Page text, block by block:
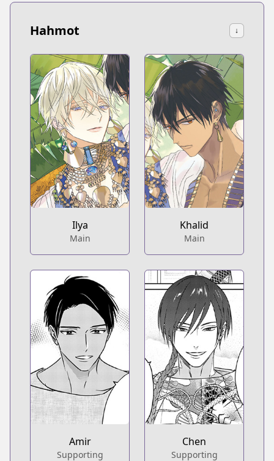
Hahmot ↓
Ilya
Main
Khalid
Main
Amir
Supporting
Chen
Supporting